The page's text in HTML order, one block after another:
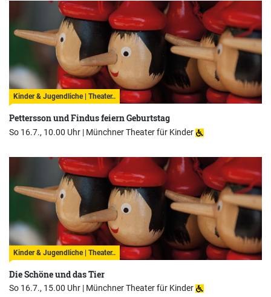
Kinder & Jugendliche | Theater..
Pettersson und Findus feiern Geburtstag
So 16.7., 10.00 Uhr | Münchner Theater für Kinder
Kinder & Jugendliche | Theater..
Die Schöne und das Tier
So 16.7., 15.00 Uhr | Münchner Theater für Kinder